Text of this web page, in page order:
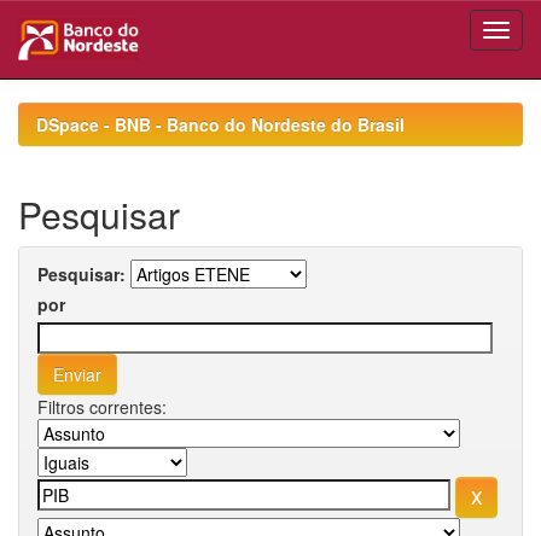
navigationDSpace - BNB - Banco do Nordeste do Brasil
Pesquisar
Pesquisar:
por
Filtros correntes: